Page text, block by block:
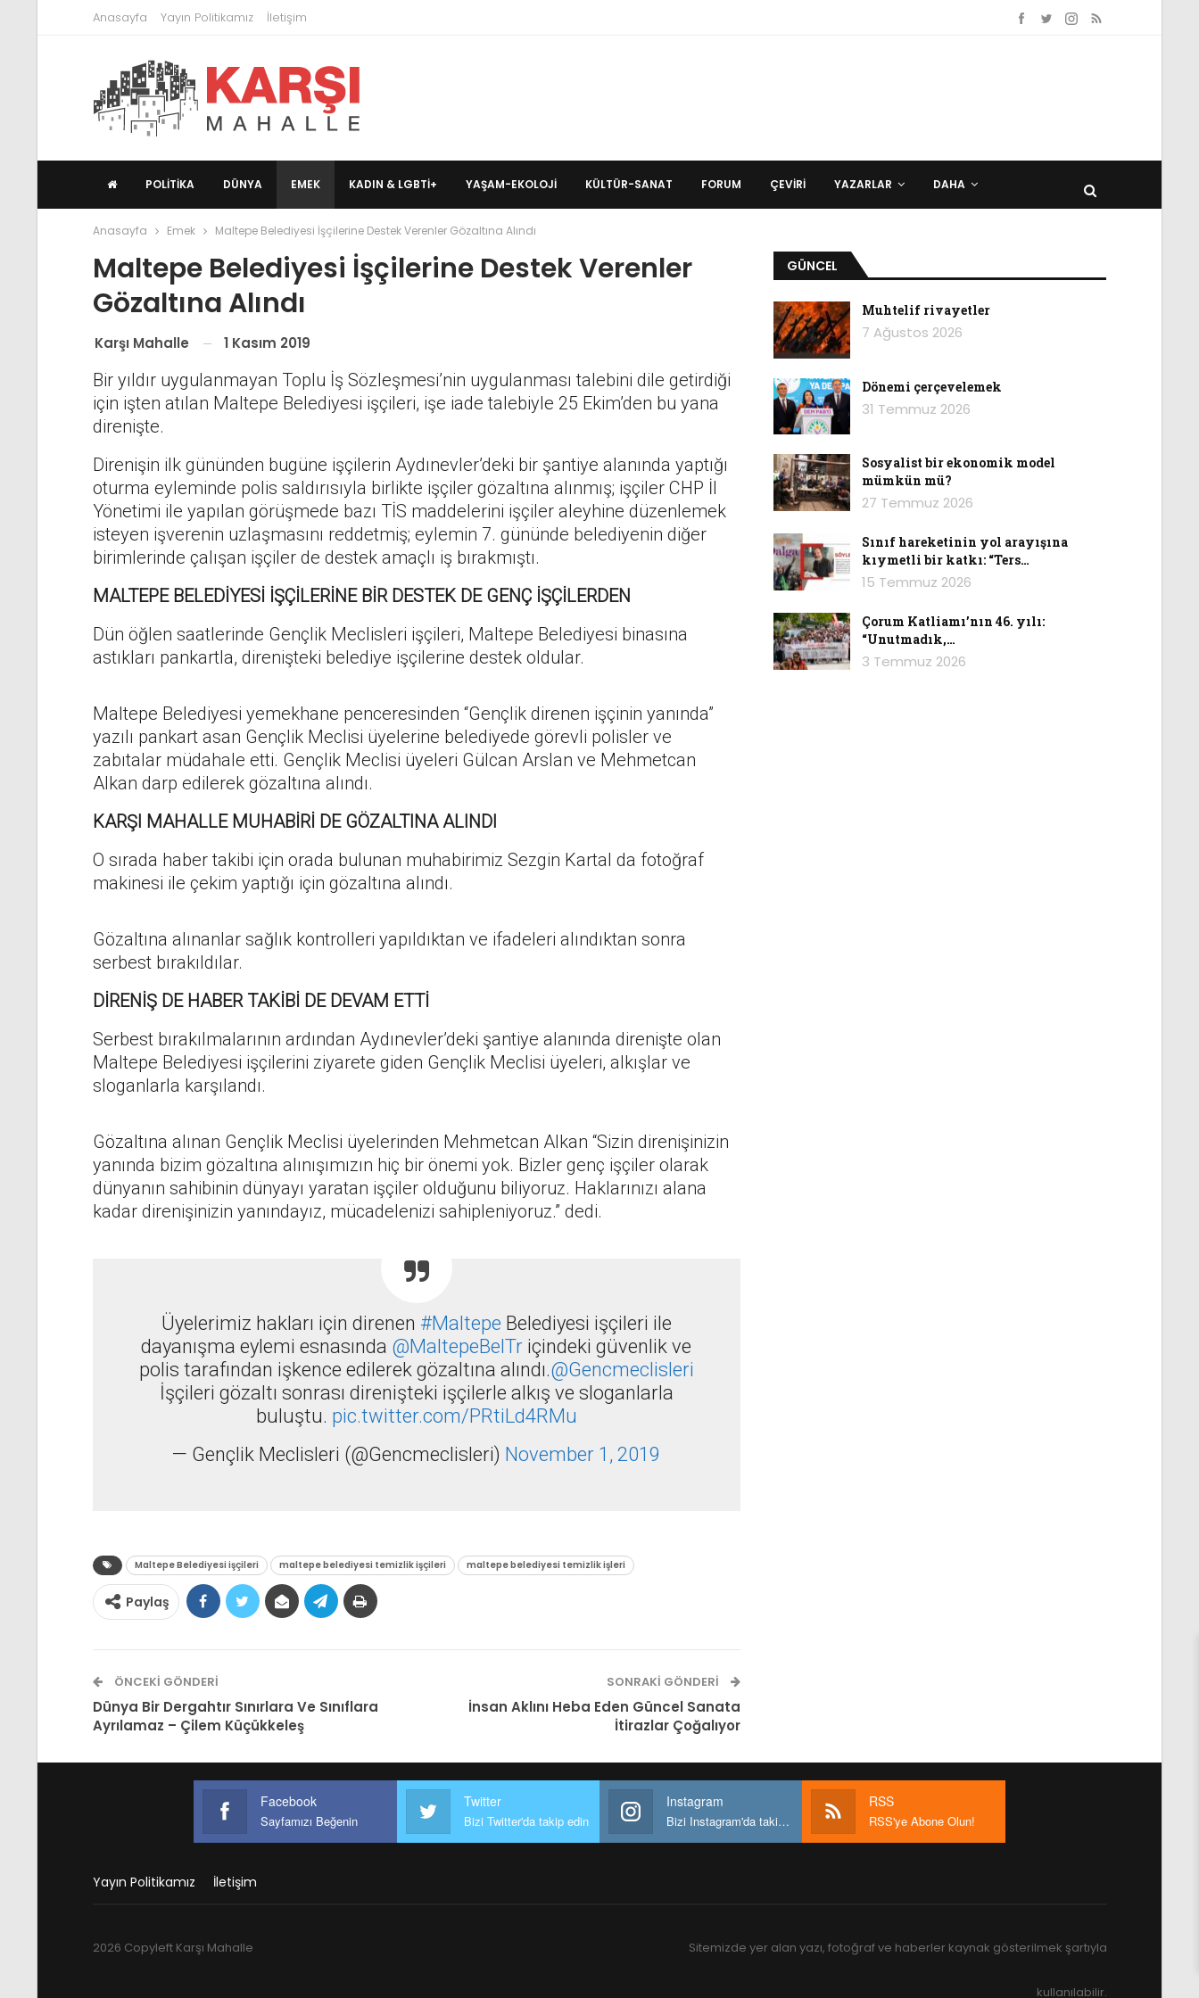
Anasayfa Yayın Politikamız İletişim
POLITIKA DÜNYA EMEK KADIN & LGBTİ+ YAŞAM-EKOLOJI KÜLTÜR-SANAT FORUM ÇEVIRI YAZARLAR DAHA
Anasayfa Emek Maltepe Belediyesi İşçilerine Destek Verenler Gözaltına Alındı
Maltepe Belediyesi İşçilerine Destek Verenler
Gözaltına Alındı
Karşı Mahalle 1 Kasım 2019
Bir yıldır uygulanmayan Toplu İş Sözleşmesi’nin uygulanması talebini dile getirdiği
için işten atılan Maltepe Belediyesi işçileri, işe iade talebiyle 25 Ekim’den bu yana
direnişte.
Direnişin ilk gününden bugüne işçilerin Aydınevler’deki bir şantiye alanında yaptığı
oturma eyleminde polis saldırısıyla birlikte işçiler gözaltına alınmış; işçiler CHP İl
Yönetimi ile yapılan görüşmede bazı TİS maddelerini işçiler aleyhine düzenlemek
isteyen işverenin uzlaşmasını reddetmiş; eylemin 7. gününde belediyenin diğer
birimlerinde çalışan işçiler de destek amaçlı iş bırakmıştı.
MALTEPE BELEDİYESİ İŞÇİLERİNE BİR DESTEK DE GENÇ İŞÇİLERDEN
Dün öğlen saatlerinde Gençlik Meclisleri işçileri, Maltepe Belediyesi binasına
astıkları pankartla, direnişteki belediye işçilerine destek oldular.
Maltepe Belediyesi yemekhane penceresinden “Gençlik direnen işçinin yanında”
yazılı pankart asan Gençlik Meclisi üyelerine belediyede görevli polisler ve
zabıtalar müdahale etti. Gençlik Meclisi üyeleri Gülcan Arslan ve Mehmetcan
Alkan darp edilerek gözaltına alındı.
KARŞI MAHALLE MUHABİRİ DE GÖZALTINA ALINDI
O sırada haber takibi için orada bulunan muhabirimiz Sezgin Kartal da fotoğraf
makinesi ile çekim yaptığı için gözaltına alındı.
Gözaltına alınanlar sağlık kontrolleri yapıldıktan ve ifadeleri alındıktan sonra
serbest bırakıldılar.
DİRENİŞ DE HABER TAKİBİ DE DEVAM ETTİ
Serbest bırakılmalarının ardından Aydınevler’deki şantiye alanında direnişte olan
Maltepe Belediyesi işçilerini ziyarete giden Gençlik Meclisi üyeleri, alkışlar ve
sloganlarla karşılandı.
Gözaltına alınan Gençlik Meclisi üyelerinden Mehmetcan Alkan “Sizin direnişinizin
yanında bizim gözaltına alınışımızın hiç bir önemi yok. Bizler genç işçiler olarak
dünyanın sahibinin dünyayı yaratan işçiler olduğunu biliyoruz. Haklarınızı alana
kadar direnişinizin yanındayız, mücadelenizi sahipleniyoruz.” dedi.
Üyelerimiz hakları için direnen #Maltepe Belediyesi işçileri ile
dayanışma eylemi esnasında @MaltepeBelTr içindeki güvenlik ve
polis tarafından işkence edilerek gözaltına alındı.@Gencmeclisleri
İşçileri gözaltı sonrası direnişteki işçilerle alkış ve sloganlarla
buluştu. pic.twitter.com/PRtiLd4RMu
— Gençlik Meclisleri (@Gencmeclisleri) November 1, 2019
Maltepe Belediyesi işçileri maltepe belediyesi temizlik işçileri maltepe belediyesi temizlik işleri
Paylaş
ÖNCEKI GÖNDERI
Dünya Bir Dergahtır Sınırlara Ve Sınıflara
Ayrılamaz – Çilem Küçükkeleş
SONRAKI GÖNDERI
İnsan Aklını Heba Eden Güncel Sanata
İtirazlar Çoğalıyor
GÜNCEL
Muhtelif rivayetler
7 Ağustos 2026
Dönemi çerçevelemek
31 Temmuz 2026
Sosyalist bir ekonomik model
mümkün mü?
27 Temmuz 2026
Sınıf hareketinin yol arayışına
kıymetli bir katkı: “Ters…
15 Temmuz 2026
Çorum Katliamı’nın 46. yılı:
“Unutmadık,…
3 Temmuz 2026
Facebook
Sayfamızı Beğenin
Twitter
Bizi Twitter'da takip edin
Instagram
Bizi Instagram'da takip edin
RSS
RSS'ye Abone Olun!
Yayın Politikamız İletişim
2026 Copyleft Karşı Mahalle Sitemizde yer alan yazı, fotoğraf ve haberler kaynak gösterilmek şartıyla
kullanılabilir.